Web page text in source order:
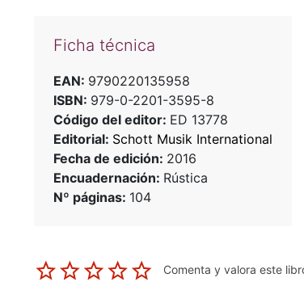
Ficha técnica
EAN: 9790220135958
ISBN: 979-0-2201-3595-8
Código del editor: ED 13778
Editorial: Schott Musik International
Fecha de edición: 2016
Encuadernación: Rústica
Nº páginas: 104
Comenta y valora este